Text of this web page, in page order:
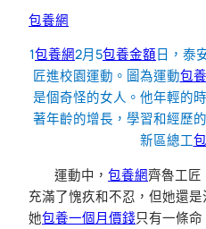
包養網
1包養網2月5包養金額 日，泰
匠進校園運動。圖為運動包
是個奇怪的女人。他年輕的
著年齡的增長，學習和經歷
新區總工
運動中，包養網齊魯工匠
充滿了愧疚和不忍，但她還
她包養一個月價錢只有一條